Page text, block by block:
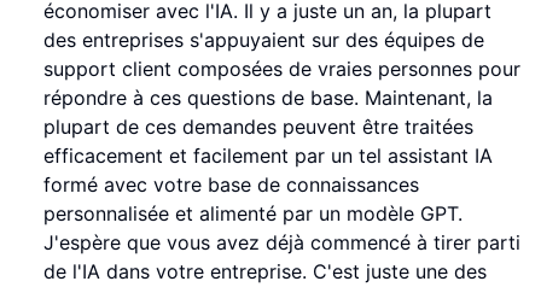
économiser avec l'IA. Il y a juste un an, la plupart
des entreprises s'appuyaient sur des équipes de
support client composées de vraies personnes pour
répondre à ces questions de base. Maintenant, la
plupart de ces demandes peuvent être traitées
efficacement et facilement par un tel assistant IA
formé avec votre base de connaissances
personnalisée et alimenté par un modèle GPT.
J'espère que vous avez déjà commencé à tirer parti
de l'IA dans votre entreprise. C'est juste une des